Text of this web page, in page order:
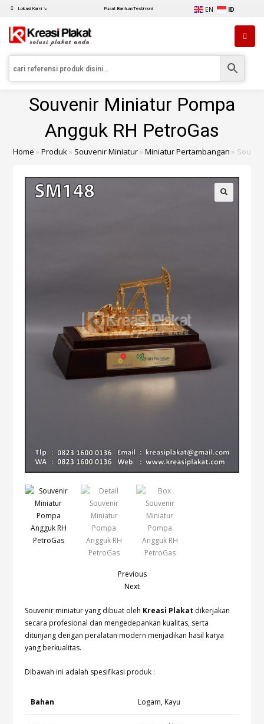
Lokasi Kami ↘ Pusat BantuanTestimoni EN ID
Souvenir Miniatur Pompa
Angguk RH PetroGas
Home »Produk» Souvenir Miniatur»Miniatur Pertambangan »
Previous
Next
Souvenir miniatur yang dibuat oleh Kreasi Plakat dikerjakan
secara profesional dan mengedepankan kualitas, serta
ditunjang dengan peralatan modern menjadikan hasil karya
yang berkualitas.
Dibawah ini adalah spesifikasi produk :
Bahan Logam, Kayu